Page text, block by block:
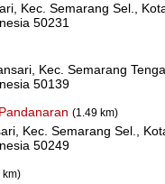
Kec. Semarang Sel.,
50231
Kec. Semarang
50139
(1.49 km)
Kec. Semarang Sel.,
50249
km)